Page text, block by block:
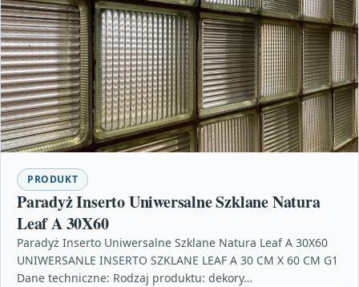
PRODUKT
Paradyż Inserto Uniwersalne Szklane Natura
Leaf A 30X60
Paradyż Inserto Uniwersalne Szklane Natura Leaf A 30X60
UNIWERSANLE INSERTO SZKLANE LEAF A 30 CM X 60 CM G1
Dane techniczne: Rodzaj produktu: dekory…